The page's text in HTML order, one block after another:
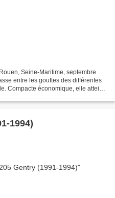
Seine-Maritime, septembre
entre les gouttes des différentes
Compacte économique, elle atteint
1994)